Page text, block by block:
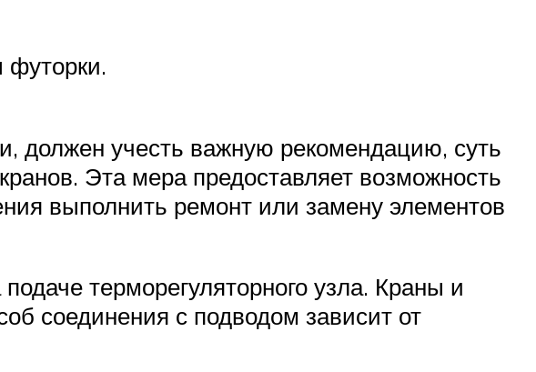
футорки.
должен учесть важную рекомендацию, суть
Эта мера предоставляет возможность
выполнить ремонт или замену элементов
терморегуляторного узла. Краны и
соединения с подводом зависит от